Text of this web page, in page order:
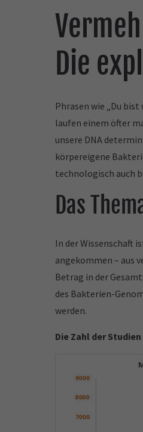
Die
Phrasen wie „Du
laufen einem öfter
unsere DNA
körpereigene
technologisch auch
Das
In der Wissenschaft
angekommen – aus
Betrag in der
des Bakterien-
werden.
Die Zahl der